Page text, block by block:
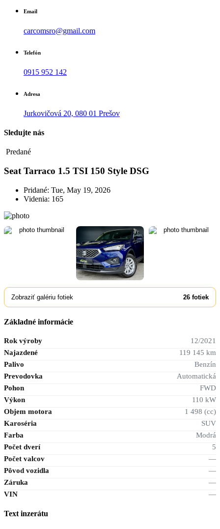
Email
carcomsro@gmail.com
Telefón
0915 952 142
Adresa
Jurkovičová 20, 080 01 Prešov
Sledujte nás
Predané
Seat Tarraco 1.5 TSI 150 Style DSG
Pridané: Tue, May 19, 2026
Videnia: 165
Zobraziť galériu fotiek 26 fotiek
Základné informácie
Rok výroby
12/2021
Najazdené
119 145 km
Palivo
Benzín
Prevodovka
Automatická
Pohon
FWD
Výkon
110 kW
Objem motora
1 498 (cc)
Karoséria
SUV
Farba
Modrá
Počet dverí
5
Počet valcov
—
Pôvod vozidla
—
Záruka
—
VIN
—
Text inzerátu